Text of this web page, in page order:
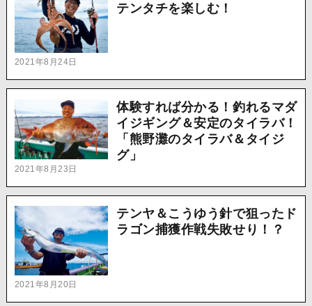
2021年8月24日
テンタチを楽しむ！
2021年8月23日
体験すれば分かる！釣れるマダ
イジギング＆安定のタイラバ！
「熊野灘のタイラバ＆タイジ
グ」
2021年8月20日
テンヤ＆こうゆう針で狙ったド
ラゴン捕獲作戦失敗せり！？